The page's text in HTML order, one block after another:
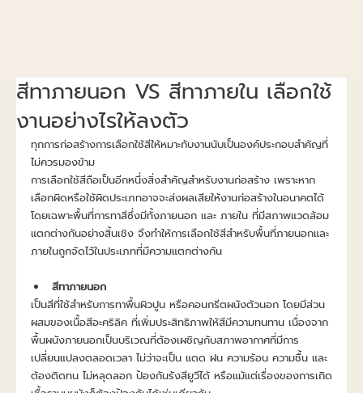
สีทาภายนอก VS สีทาภายใน เลือกใช้
งานอย่างไรให้ลงตัว
ทุกการก่อสร้างการเลือกใช้สีให้หมาะกับงานนับเป็นองค์ประกอบสำคัญที่
ไม่ควรมองข้าม
การเลือกใช้สีถือเป็นอีกหนึ่งสิ่งสำคัญสำหรับงานก่อสร้าง เพราะหาก
เลือกผิดหรือใช้ผิดประเภทอาจจะส่งผลเสียให้งานก่อสร้างในอนาคตได้
โดยเฉพาะพื้นที่การทาสีซึ่งมีทั้งภายนอก และ ภายใน ที่มีสภาพแวดล้อม
แตกต่างกันอย่างสิ้นเชิง จึงทำให้การเลือกใช้สีสำหรับพื้นที่ภายนอกและ
ภายในถูกจัดไว้ในประเภทที่มีความแตกต่างกัน
สีทาภายนอก
เป็นสีที่ใช้สำหรับการทาพื้นผิวปูน หรือคอนกรีตผนังตัวนอก โดยมีส่วน
ผสมของเนื้อสีอะคริลิค ที่เพิ่มประสิทธิภาพให้สีมีความทนทาน เนื่องจาก
พื้นผนังภายนอกเป็นบริเวณที่ต้องเผชิญกับสภาพอากาศที่มีการ
เปลี่ยนแปลงตลอดเวลา ไม่ว่าจะเป็น แดด ฝน ความร้อน ความชื้น และ
ต้องติดทน ไม่หลุดลอก ป้องกันรังสียูวีได้ หรือแม้แต่เรื่องของการเกิด